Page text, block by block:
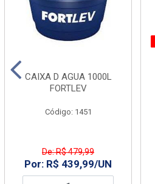
CAIXA D AGUA 1000L
FORTLEV
Código: 1451
De: R$ 479,99
Por: R$ 439,99/UN